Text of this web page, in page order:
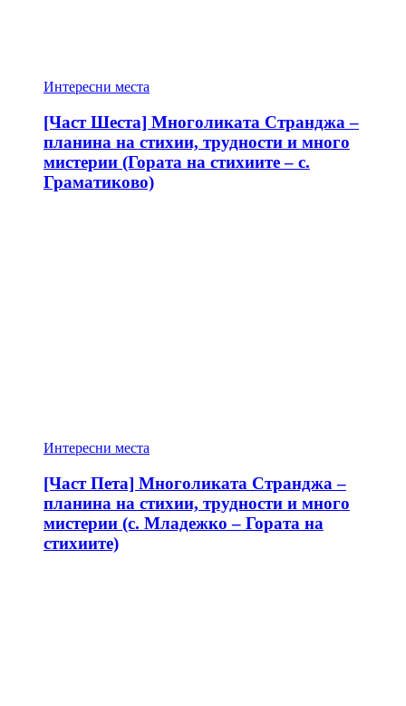
Интересни места
[Част Шеста] Многоликата Странджа –
планина на стихии, трудности и много
мистерии (Гората на стихиите – с.
Граматиково)
Интересни места
[Част Пета] Многоликата Странджа –
планина на стихии, трудности и много
мистерии (с. Младежко – Гората на
стихиите)